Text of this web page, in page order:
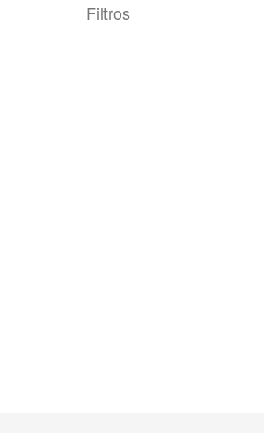
Filtros